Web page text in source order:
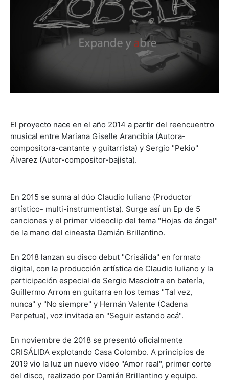
El proyecto nace en el año 2014 a partir del reencuentro
musical entre Mariana Giselle Arancibia (Autora-
compositora-cantante y guitarrista) y Sergio "Pekio"
Álvarez (Autor-compositor-bajista).
En 2015 se suma al dúo Claudio Iuliano (Productor
artístico- multi-instrumentista). Surge así un Ep de 5
canciones y el primer videoclip del tema "Hojas de ángel"
de la mano del cineasta Damián Brillantino.
En 2018 lanzan su disco debut "Crisálida" en formato
digital, con la producción artística de Claudio Iuliano y la
participación especial de Sergio Masciotra en batería,
Guillermo Arrom en guitarra en los temas "Tal vez,
nunca" y "No siempre" y Hernán Valente (Cadena
Perpetua), voz invitada en "Seguir estando acá".
En noviembre de 2018 se presentó oficialmente
CRISÁLIDA explotando Casa Colombo. A principios de
2019 vio la luz un nuevo video "Amor real", primer corte
del disco, realizado por Damián Brillantino y equipo.